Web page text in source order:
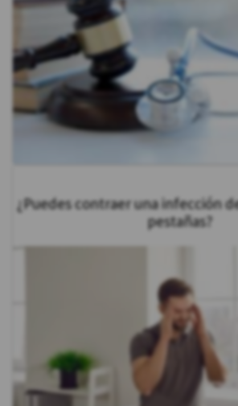
¿Puedes contraer una infección
pestañas?